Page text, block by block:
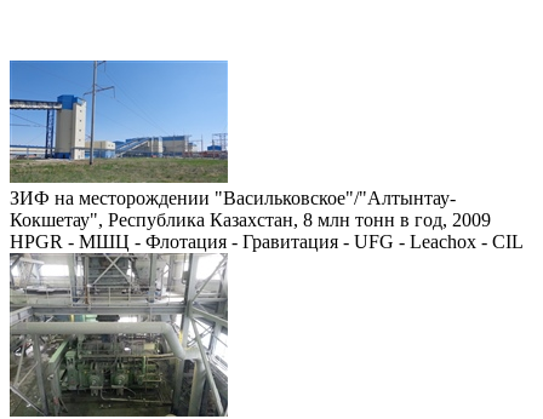
ЗИФ на месторождении "Васильковское"/"Алтынтау-
Кокшетау", Республика Казахстан, 8 млн тонн в год, 2009
HPGR - МШЦ - Флотация - Гравитация - UFG - Leachox - CIL